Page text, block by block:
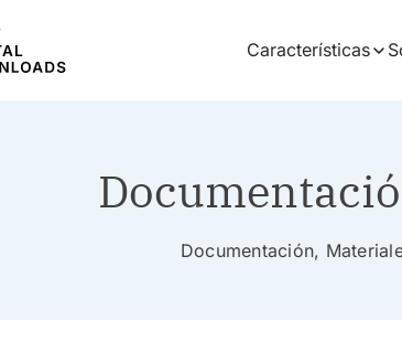
Características
Documentación,